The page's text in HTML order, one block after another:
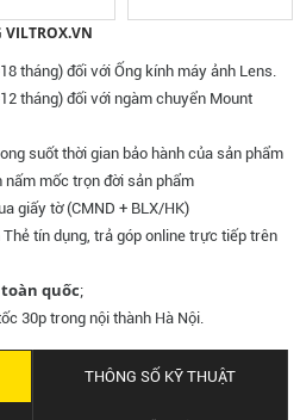
tháng) đối với Ống kính máy ảnh Lens.
tháng) đối với ngàm chuyển Mount
suốt thời gian bảo hành của sản phẩm
nấm mốc trọn đời sản phẩm
giấy tờ (CMND + BLX/HK)
tín dụng, trả góp online trực tiếp trên
toàn quốc;
30p trong nội thành Hà Nội.
THÔNG SỐ KỸ THUẬT